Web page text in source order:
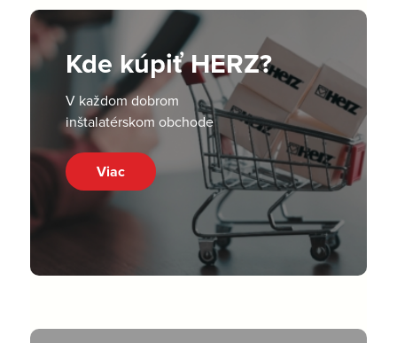
Kde kúpiť HERZ?
V každom dobrom
inštalatérskom obchode
Viac